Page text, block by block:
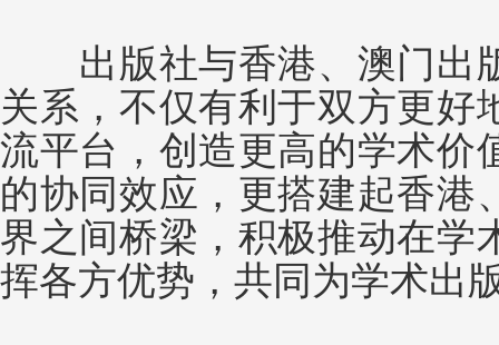
出版社与香港、澳门出
关系，不仅有利于双方更好
流平台，创造更高的学术价
的协同效应，更搭建起香港
界之间桥梁，积极推动在学
挥各方优势，共同为学术出